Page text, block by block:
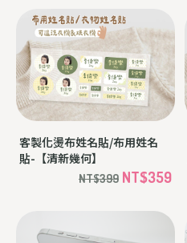
客製化燙布姓名貼/布用姓名
貼-【清新幾何】
NT$399 NT$359